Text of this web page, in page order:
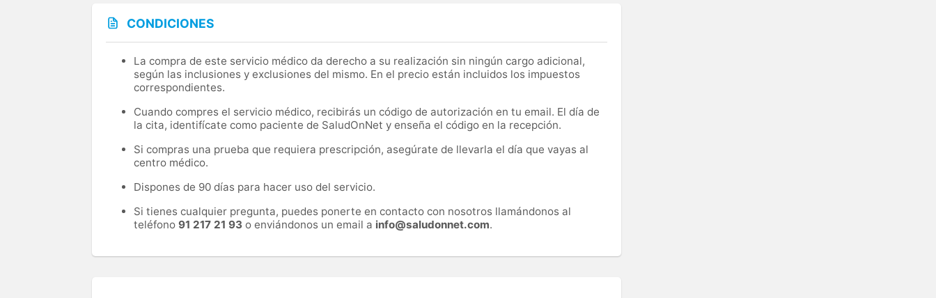
CONDICIONES
La compra de este servicio médico da derecho a su realización sin ningún cargo adicional,
según las inclusiones y exclusiones del mismo. En el precio están incluidos los impuestos
correspondientes.
Cuando compres el servicio médico, recibirás un código de autorización en tu email. El día de
la cita, identifícate como paciente de SaludOnNet y enseña el código en la recepción.
Si compras una prueba que requiera prescripción, asegúrate de llevarla el día que vayas al
centro médico.
Dispones de 90 días para hacer uso del servicio.
Si tienes cualquier pregunta, puedes ponerte en contacto con nosotros llamándonos al
teléfono 91 217 21 93 o enviándonos un email a info@saludonnet.com.